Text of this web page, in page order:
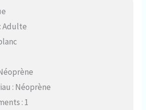
Adulte
: Néoprène
: 1